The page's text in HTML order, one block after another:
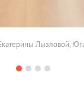
Лызловой,